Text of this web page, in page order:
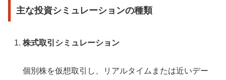
主な投資シミュレーションの種類
株式取引シミュレーション
個別株を仮想取引し、リアルタイムまたは近いデー